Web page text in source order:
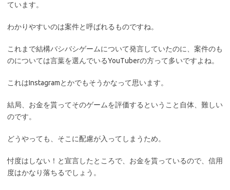
ています。
わかりやすいのは案件と呼ばれるものですね。
これまで結構バシバシゲームについて発言していたのに、案件のも
のについては言葉を選んでいるYouTuberの方って多いですよね。
これはInstagramとかでもそうかなって思います。
結局、お金を貰ってそのゲームを評価するということ自体、難しい
のです。
どうやっても、そこに配慮が入ってしまうため。
忖度はしない！と宣言したところで、お金を貰っているので、信用
度はかなり落ちるでしょう。